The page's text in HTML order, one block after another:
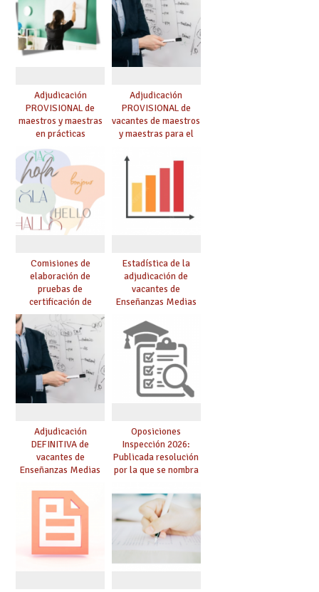
Adjudicación
PROVISIONAL de
maestros y maestras
en prácticas
Adjudicación
PROVISIONAL de
vacantes de maestros
y maestras para el
Comisiones de
elaboración de
pruebas de
certificación de
competencia
lingüística: publicada
resolución definitiva
Estadística de la
adjudicación de
vacantes de
Enseñanzas Medias
Adjudicación
DEFINITIVA de
vacantes de
Enseñanzas Medias
Oposiciones
Inspección 2026:
Publicada resolución
por la que se nombra
prácticas, se regulan
dichas prácticas y se
convoca acto público
de adjudicación